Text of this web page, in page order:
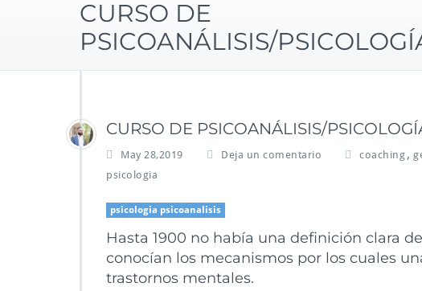
CURSO DE
PSICOANÁLISIS/
CURSO DE PSICOANÁLISIS/
May 28,2019 Deja un comentario coaching ,
psicologia
psicologia psicoanalisis
Hasta 1900 no había una definición clara
conocían los mecanismos por los cuales
trastornos mentales.